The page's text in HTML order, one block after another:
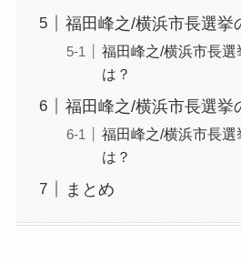
福田峰之/横浜市長選挙
福田峰之/横浜市長
は？
福田峰之/横浜市長選挙
福田峰之/横浜市長
は？
まとめ